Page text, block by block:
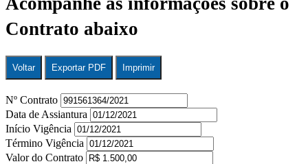
Contrato abaixo
Voltar Exportar PDF Imprimir
Nº Contrato
Data de Assiantura
Início Vigência
Término Vigência
Valor do Contrato